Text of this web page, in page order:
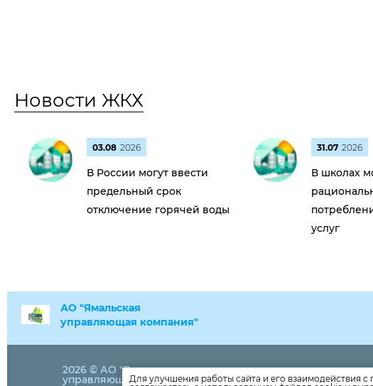
Новости ЖКХ
03.08 2026
В России могут ввести
предельный срок
отключение горячей воды
31.07 2026
В школах
услуг
АО "Ямальская
управляющая компания"
2026 © АО "Ямальская
управляющая компания"
31064
Для улучшения работы сайта и его взаимодействия